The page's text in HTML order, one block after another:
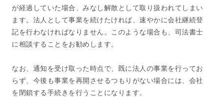
が経過していた場合、みなし解散として取り扱われてしまい
ます。法人として事業を続けたければ、速やかに会社継続登
記を行わなければなりません。このような場合も、司法書士
に相談することをお勧めします。
なお、通知を受け取った時点で、既に法人の事業を行ってお
らず、今後も事業を再開させるつもりがない場合には、会社
を閉鎖する手続きを行うことになります。